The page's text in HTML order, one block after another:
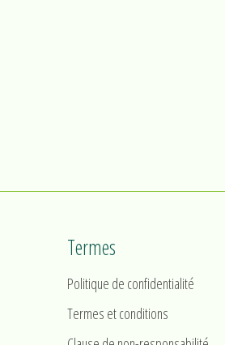
Termes
Politique de confidentialité
Termes et conditions